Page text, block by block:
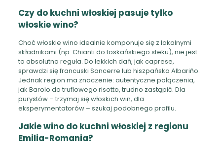
Czy do kuchni włoskiej pasuje tylko
włoskie wino?
Choć włoskie wino idealnie komponuje się z lokalnymi
składnikami (np. Chianti do toskańskiego steku), nie jest
to absolutna reguła. Do lekkich dań, jak caprese,
sprawdzi się francuski Sancerre lub hiszpańska Albariño.
Jednak region ma znaczenie: autentyczne połączenia,
jak Barolo do truflowego risotto, trudno zastąpić. Dla
purystów – trzymaj się włoskich win, dla
eksperymentatorów – szukaj podobnego profilu.
Jakie wino do kuchni włoskiej z regionu
Emilia-Romania?